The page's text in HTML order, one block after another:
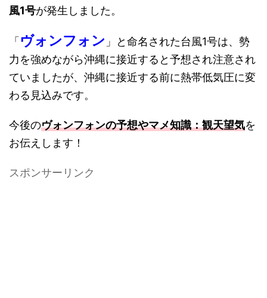
風1号が発生しました。
「 ヴォンフォン 」と命名された台風1号は、勢
力を強めながら沖縄に接近すると予想され注意され
ていましたが、沖縄に接近する前に熱帯低気圧に変
わる見込みです。
今後のヴォンフォンの予想やマメ知識：観天望気を
お伝えします！
スポンサーリンク